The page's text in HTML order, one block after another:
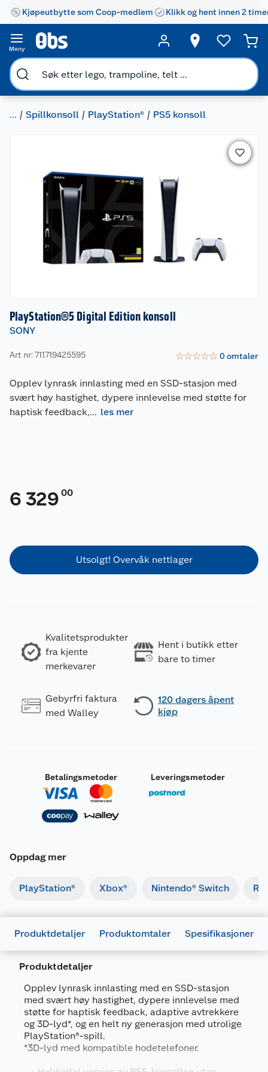
Kjøpeutbytte som Coop-medlem Klikk og hent innen 2
Meny
... Spillkonsoll PlayStation® PS5 konsoll
PlayStation®5 Digital Edition konsoll
SONY
Art nr: 711719425595 ☆☆☆☆☆ 0omtaler
Opplev lynrask innlasting med en SSD-stasjon med
svært høy hastighet, dypere innlevelse med støtte for
haptisk feedback,... les mer
6 329 00
Utsolgt! Overvåk nettlager
Kvalitetsprodukter
fra kjente
merkevarer
Hent i butikk etter
bare to timer
Gebyrfri faktura
med Walley
120 dagers åpent
kjøp
Betalingsmetoder Leveringsmetoder
Oppdag mer
PlayStation® Xbox® Nintendo® Switch
Produktdetaljer Produktomtaler Spesifikasjoner
Produktdetaljer
Opplev lynrask innlasting med en SSD-stasjon
med svært høy hastighet, dypere innlevelse med
støtte for haptisk feedback, adaptive avtrekkere
og 3D-lyd*, og en helt ny generasjon med utrolige
PlayStation®-spill.
*3D-lyd med kompatible hodetelefoner.
Generelt
Artikkelnummer